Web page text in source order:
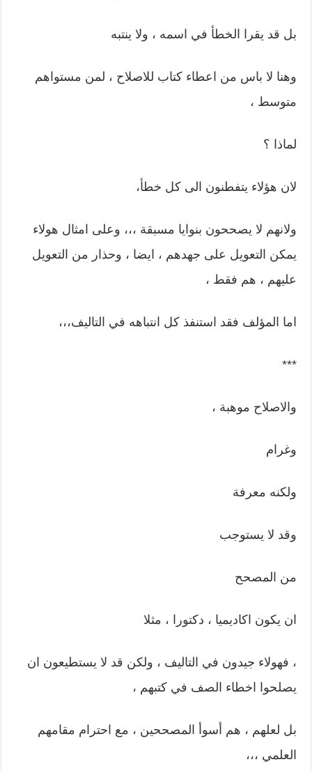
بل قد يقرا الخطأ في اسمه ، ولا ينتبه
وهنا لا باس من اعطاء كتاب للاصلاح ، لمن مستواهم
متوسط ،
لماذا ؟
لان هؤلاء يتفطنون الى كل خطأ،
ولانهم لا يصححون بنوايا مسبقة ،،، وعلى امثال هولاء
يمكن التعويل على جهدهم ، ايضا ، وحذار من التعويل
عليهم ، هم فقط ،
اما المؤلف فقد استنفذ كل انتباهه في التاليف،،،
***
والاصلاح موهبة ،
وغرام
ولكنه معرفة
وقد لا يستوجب
من المصحح
ان يكون اكاديميا ، دكتورا ، مثلا
، فهولاء جيدون في التاليف ، ولكن قد لا يستطيعون ان
يصلحوا اخطاء الصف في كتبهم ،
بل لعلهم ، هم أسوأ المصححين ، مع احترام مقامهم
العلمي ،،،